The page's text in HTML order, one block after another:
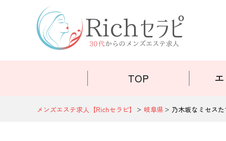
TOP
メンズエステ求人【Richセラピ】 岐阜県 乃木坂なミセスた